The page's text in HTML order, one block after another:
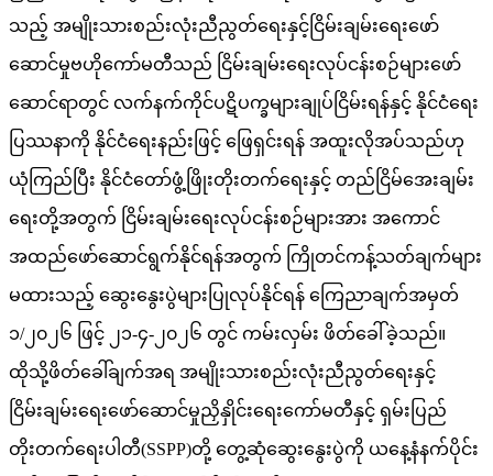
သည့် အမျိုးသားစည်းလုံးညီညွတ်ရေးနှင့်ငြိမ်းချမ်းရေးဖော်
ဆောင်မှုဗဟိုကော်မတီသည် ငြိမ်းချမ်းရေးလုပ်ငန်းစဉ်များဖော်
ဆောင်ရာတွင် လက်နက်ကိုင်ပဋိပက္ခများချုပ်ငြိမ်းရန်နှင့် နိုင်ငံရေး
ပြဿနာကို နိုင်ငံရေးနည်းဖြင့် ဖြေရှင်းရန် အထူးလိုအပ်သည်ဟု
ယုံကြည်ပြီး နိုင်ငံတော်ဖွံ့ဖြိုးတိုးတက်ရေးနှင့် တည်ငြိမ်အေးချမ်း
ရေးတို့အတွက် ငြိမ်းချမ်းရေးလုပ်ငန်းစဉ်များအား အကောင်
အထည်ဖော်ဆောင်ရွက်နိုင်ရန်အတွက် ကြိုတင်ကန့်သတ်ချက်များ
မထားသည့် ဆွေးနွေးပွဲများပြုလုပ်နိုင်ရန် ကြေညာချက်အမှတ်
၁/၂၀၂၆ ဖြင့် ၂၁-၄-၂၀၂၆ တွင် ကမ်းလှမ်း ဖိတ်ခေါ်ခဲ့သည်။
ထိုသို့ဖိတ်ခေါ်ချက်အရ အမျိုးသားစည်းလုံးညီညွတ်ရေးနှင့်
ငြိမ်းချမ်းရေးဖော်ဆောင်မှုညှိနှိုင်းရေးကော်မတီနှင့် ရှမ်းပြည်
တိုးတက်ရေးပါတီ(SSPP)တို့ တွေ့ဆုံဆွေးနွေးပွဲကို ယနေ့နံနက်ပိုင်း